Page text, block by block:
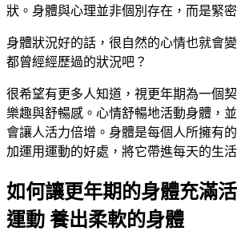
狀。身體與心理並非個別存在，而是緊
身體狀況好的話，很自然的心情也就會
都曾經經歷過的狀況吧？
很希望有更多人知道，視更年期為一個
樂趣與舒暢感。心情舒暢地活動身體，
會讓人活力倍增。身體是每個人所擁有
加運用運動的好處，將它帶進每天的生活
如何讓更年期的身體充滿
運動 養出柔軟的身體